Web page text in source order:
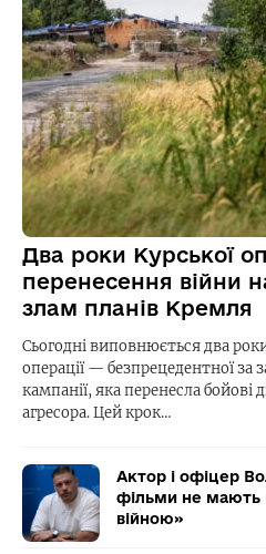
Два роки Курської
перенесення війни
злам планів Кремля
Сьогодні виповнюється два
операції — безпрецедентної
кампанії, яка перенесла бойові
агресора. Цей крок…
Актор і офіцер
фільми не мають
війною»